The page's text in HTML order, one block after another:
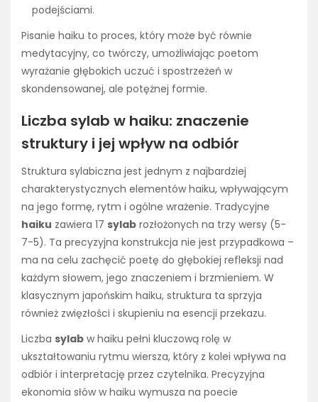
podejściami.
Pisanie haiku to proces, który może być równie
medytacyjny, co twórczy, umożliwiając poetom
wyrażanie głębokich uczuć i spostrzeżeń w
skondensowanej, ale potężnej formie.
Liczba sylab w haiku: znaczenie
struktury i jej wpływ na odbiór
Struktura sylabiczna jest jednym z najbardziej
charakterystycznych elementów haiku, wpływającym
na jego formę, rytm i ogólne wrażenie. Tradycyjne
haiku zawiera 17 sylab rozłożonych na trzy wersy (5-
7-5). Ta precyzyjna konstrukcja nie jest przypadkowa –
ma na celu zachęcić poetę do głębokiej refleksji nad
każdym słowem, jego znaczeniem i brzmieniem. W
klasycznym japońskim haiku, struktura ta sprzyja
również zwięzłości i skupieniu na esencji przekazu.
Liczba sylab w haiku pełni kluczową rolę w
ukształtowaniu rytmu wiersza, który z kolei wpływa na
odbiór i interpretację przez czytelnika. Precyzyjna
ekonomia słów w haiku wymusza na poecie